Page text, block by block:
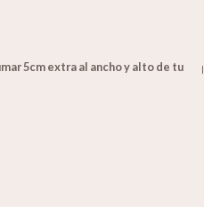
5cm extra al ancho y alto de tu |